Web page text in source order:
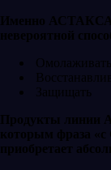
Именно
невероятной
Омолаживать
Защищать
Продукты линии
которым фраза «с
приобретает